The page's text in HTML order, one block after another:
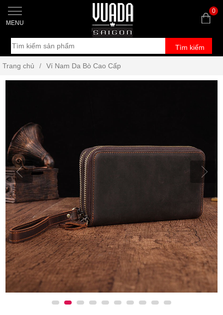
0
MENU
Tìm kiếm
Trang chủ / Ví Nam Da Bò Cao Cấp